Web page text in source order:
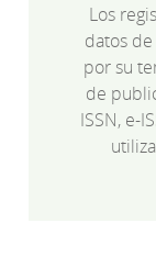
Los
datos
por su
de
ISSN, e-